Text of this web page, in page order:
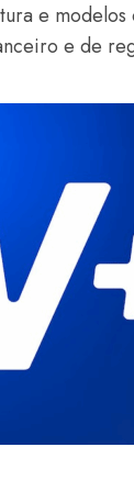
e
e de